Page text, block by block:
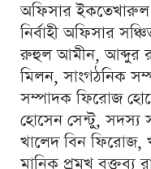
অফিসার
নির্বাহী অফিসার
রুহুল আমীন, আব্দুর
মিলন, সাংগঠনিক
সম্পাদক ফিরোজ
হোসেন সেন্টু, সদস্য
খালেদ বিন ফিরোজ,
মানিক প্রমুখ বক্তব্য